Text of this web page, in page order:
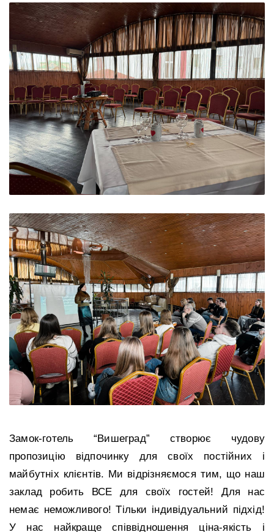
Замок-готель “Вишеград” створює чудову
пропозицію відпочинку для своїх постійних і
майбутніх клієнтів. Ми відрізняємося тим, що наш
заклад робить ВСЕ для своїх гостей! Для нас
немає неможливого! Тільки індивідуальний підхід!
У нас найкраще співвідношення ціна-якість і